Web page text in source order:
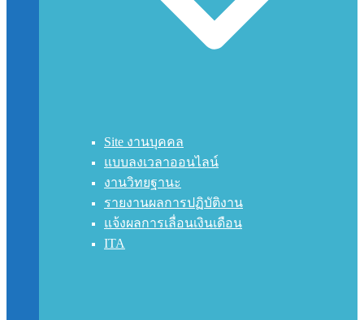
Site งานบุคคล
แบบลงเวลาออนไลน์
งานวิทยฐานะ
รายงานผลการปฏิบัติงาน
แจ้งผลการเลื่อนเงินเดือน
ITA